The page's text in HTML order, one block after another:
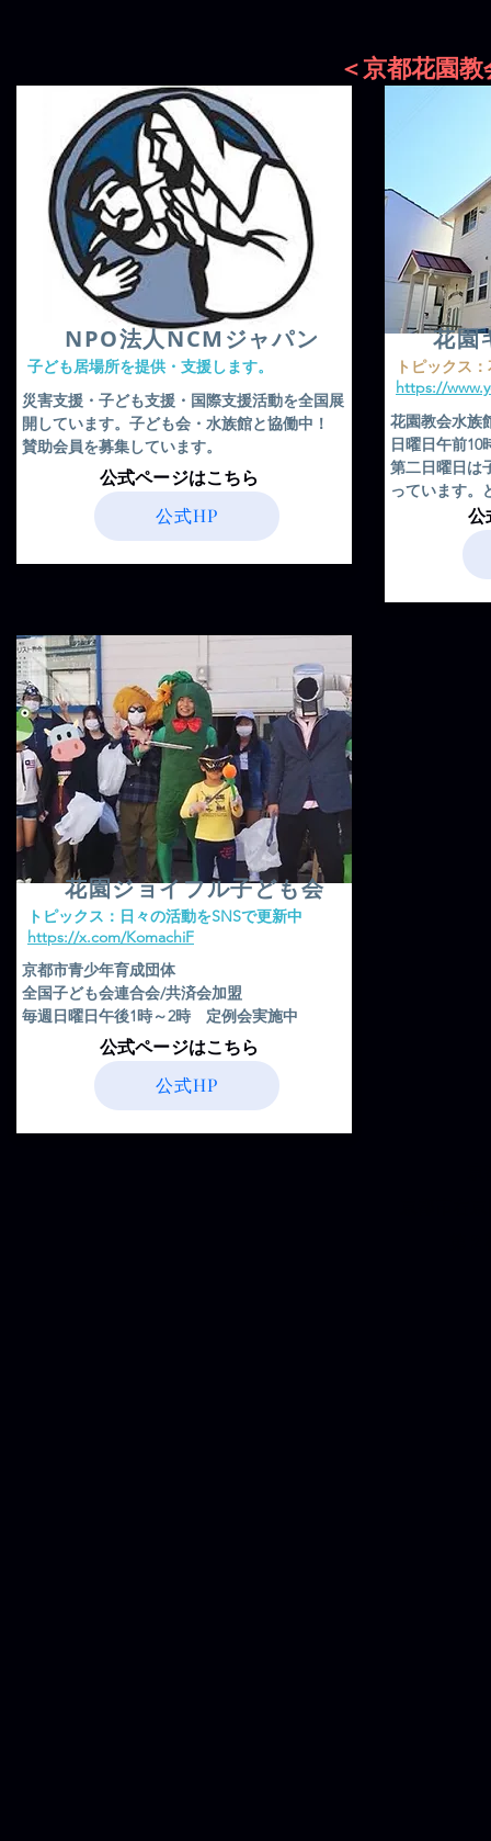
＜京都花園
​NPO法人NCMジャパン
​子ども居場所を提供・支援します。
​災害支援・子ども支援・国際支援活動を全国展
開しています。子ども会・水族館と協働中！
賛助会員を募集しています。
​公式ページはこちら
公式HP
花園
トピックス
https://
花園教会水族
日曜日午前
第二日曜日は
っています。
公
花園ジョイフル子ども会
​トピックス：日々の活動をSNSで更新中
​https://x.com/KomachiF
京都市青少年育成団体
全国子ども会連合会/共済会加盟
毎週日曜日午後1時～2時 定例会実施中
​公式ページはこちら
公式HP